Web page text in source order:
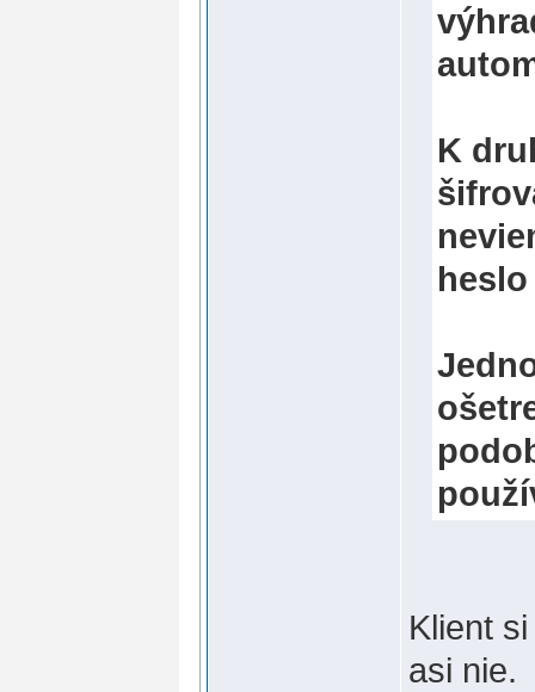
K
Klient
asi nie.